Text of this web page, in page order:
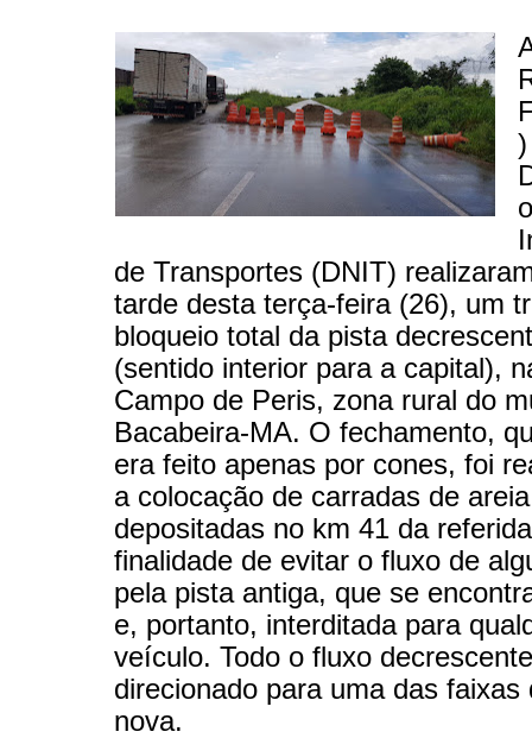
de Transportes (DNIT)
tarde desta terça-feira (26), um
bloqueio total da pista
(sentido interior para a capital),
Campo de Peris, zona rural do
Bacabeira-MA. O fechamento,
era feito apenas por cones, foi
a colocação de carradas de
depositadas no km 41 da
finalidade de evitar o fluxo de
pela pista antiga, que se
e, portanto, interditada para
veículo. Todo o fluxo
direcionado para uma das faixas
nova.